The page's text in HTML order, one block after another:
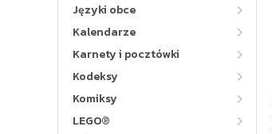
Języki obce
Kalendarze
Karnety i pocztówki
Kodeksy
Komiksy
LEGO®